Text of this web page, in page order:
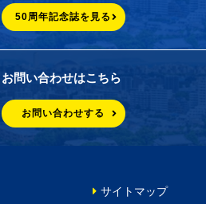
50周年記念誌を見る
お問い合わせはこちら
お問い合わせする
サイトマップ